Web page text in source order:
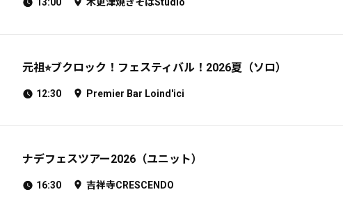
元祖⭐︎ブクロック！フェスティバル！2026夏（ソロ）
12:30 Premier Bar Loind'ici
ナデフェスツアー2026（ユニット）
16:30 吉祥寺CRESCENDO